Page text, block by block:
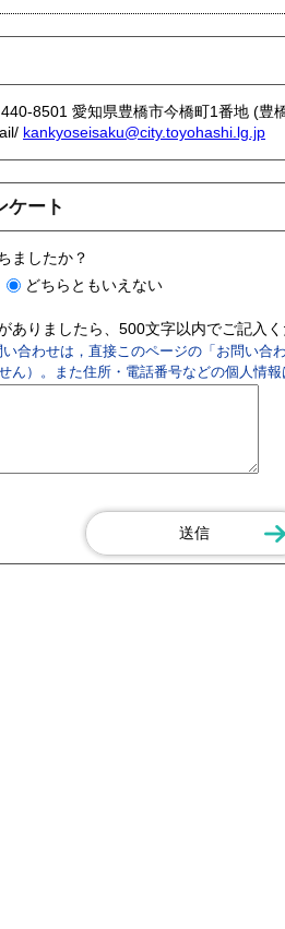
8501 愛知県豊橋市今橋町1番地 (豊
kankyoseisaku@city.toyohashi.lg.jp
ケート
ましたか？
どちらともいえない
ありましたら、500文字以内でご記入く
い合わせは，直接このページの「お問い合
ん）。また住所・電話番号などの個人情